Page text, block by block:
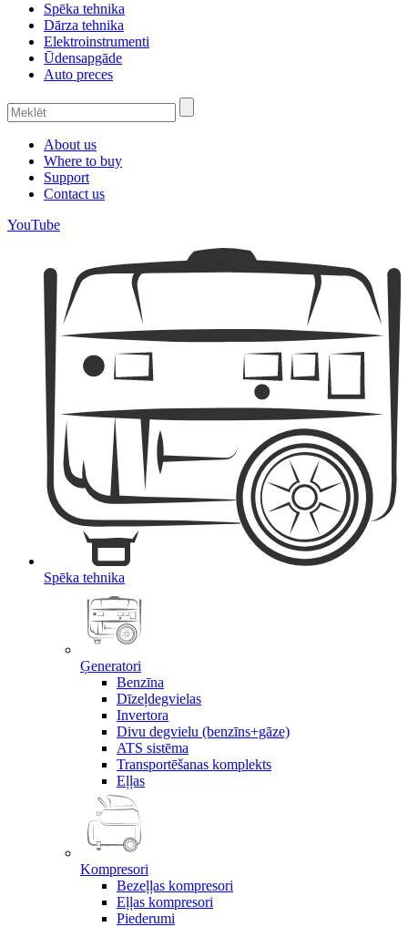
Spēka tehnika
Dārza tehnika
Elektroinstrumenti
Ūdensapgāde
Auto preces
About us
Where to buy
Support
Contact us
YouTube
Spēka tehnika
Ģeneratori
Benzīna
Dīzeļdegvielas
Invertora
Divu degvielu (benzīns+gāze)
ATS sistēma
Transportēšanas komplekts
Eļļas
Kompresori
Bezeļļas kompresori
Eļļas kompresori
Piederumi